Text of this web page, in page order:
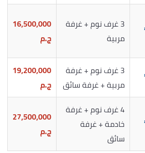
3 غرف نوم + غرفة
مربية
16,500,000
ج.م
3 غرف نوم + غرفة
مربية + غرفة سائق
19,200,000
ج.م
4 غرف نوم + غرفة
خادمة + غرفة
سائق
27,500,000
ج.م